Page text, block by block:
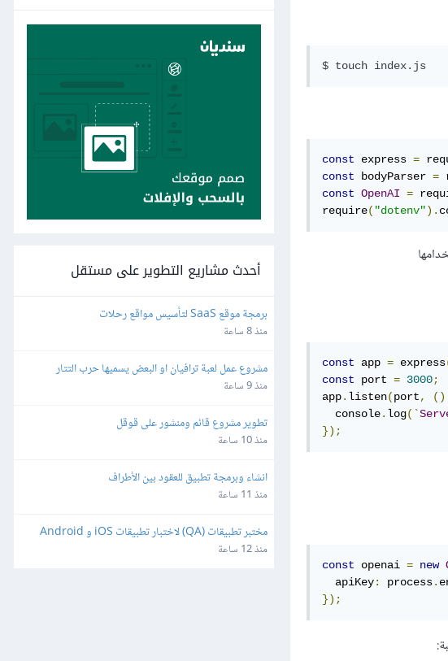
const express =
const bodyParser =
const OpenAI =
require( "dotenv").
const app = express
const port = 3000;
app. listen(port, ()
  console
. log(`
});
const openai = new
  apiKey
: process.
});
أحدث مشاريع التطوير على مستقل
برمجة موقع SaaS لتأسيس مواقع رحلات
منذ 8 ساعة
مشروع عمل لعبة ترافيان او البعض يسميها حرب التتار
منذ 9 ساعة
تطوير مشروع قائم ومنشور على قوقل
منذ 10 ساعة
انشاء وبرمجة تطبيق للعقود بين الأطراف
منذ 11 ساعة
مختبر تطبيقات (QA) لاختبار تطبيقات iOS و Android
منذ 12 ساعة